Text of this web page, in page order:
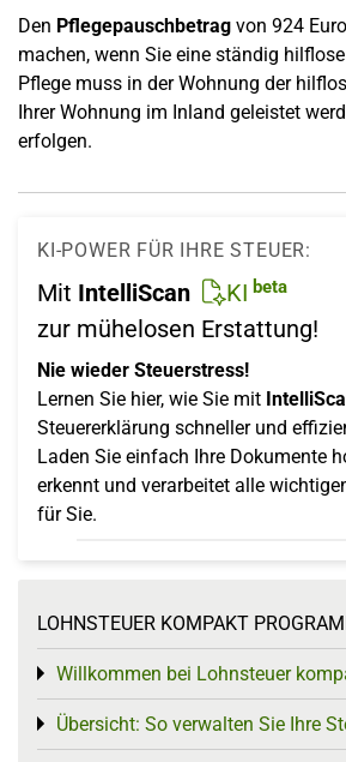
Den Pflegepauschbetrag von 924
machen, wenn Sie eine ständig
Pflege muss in der Wohnung der
Ihrer Wohnung im Inland geleistet
erfolgen.
KI-POWER FÜR IHRE STEUER:
Mit IntelliScan KI beta
zur mühelosen Erstattung!
Nie wieder Steuerstress!
Lernen Sie hier, wie Sie mit
Steuererklärung schneller und
Laden Sie einfach Ihre Dokumente
erkennt und verarbeitet alle
für Sie.
LOHNSTEUER KOMPAKT
Willkommen bei Lohnsteuer
Toggle menu
Übersicht: So verwalten Sie Ihre
Toggle menu